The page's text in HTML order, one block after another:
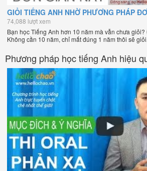
GIỎI TIẾNG ANH NHỜ PHƯƠNG PHÁP
74,088 lượt xem
Bạn học Tiếng Anh hơn 10 năm mà vẫn chưa
Không cần 10 năm, chỉ mất đúng 1 năm thôi sẽ
Phương pháp học tiếng Anh hiệu